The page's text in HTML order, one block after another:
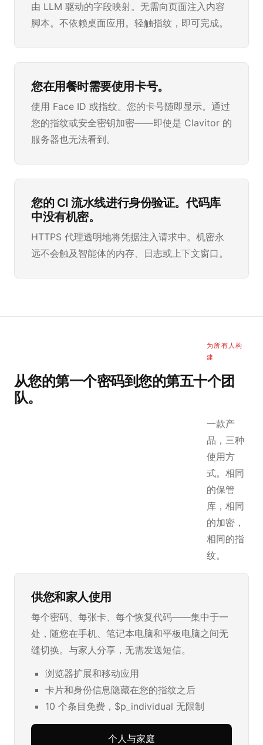
由 LLM 驱动的字段映射。无需向页面注入内容
脚本。不依赖桌面应用。轻触指纹，即可完成。
您在用餐时需要使用卡号。
使用 Face ID 或指纹。您的卡号随即显示。通过
您的指纹或安全密钥加密——即使是 Clavitor 的
服务器也无法看到。
您的 CI 流水线进行身份验证。代码库
中没有机密。
HTTPS 代理透明地将凭据注入请求中。机密永
远不会触及智能体的内存、日志或上下文窗口。
为所有人构
建
从您的第一个密码到您的第五十个团
队。
一款产
品，三种
使用方
式。相同
的保管
库，相同
的加密，
相同的指
纹。
供您和家人使用
每个密码、每张卡、每个恢复代码——集中于一
处，随您在手机、笔记本电脑和平板电脑之间无
缝切换。与家人分享，无需发送短信。
浏览器扩展和移动应用
卡片和身份信息隐藏在您的指纹之后
10 个条目免费，$p_individual 无限制
个人与家庭